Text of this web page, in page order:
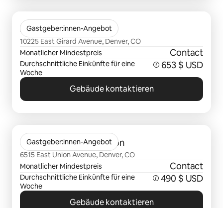
Gastgeber:innen-Angebot
39 North
10225 East Girard Avenue, Denver, CO
Monatlicher Mindestpreis
Contact
Durchschnittliche Einkünfte für eine
Woche
653 $ USD
Gebäude kontaktieren
Gastgeber:innen-Angebot
Camden Belleview Station
6515 East Union Avenue, Denver, CO
Monatlicher Mindestpreis
Contact
Durchschnittliche Einkünfte für eine
Woche
490 $ USD
Gebäude kontaktieren